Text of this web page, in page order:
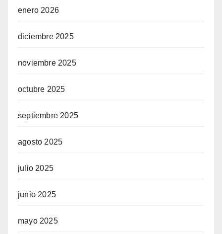
enero 2026
diciembre 2025
noviembre 2025
octubre 2025
septiembre 2025
agosto 2025
julio 2025
junio 2025
mayo 2025